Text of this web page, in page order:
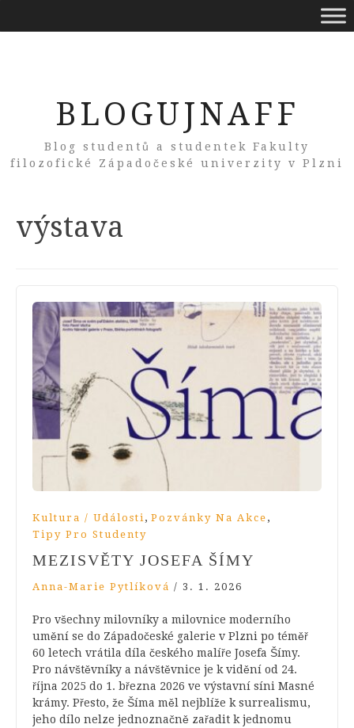
BLOGUJNAFF
Blog studentů a studentek Fakulty
filozofické Západočeské univerzity v Plzni
Tag:
výstava
Kultura / Události , Pozvánky Na Akce ,
Tipy Pro Studenty
MEZISVĚTY JOSEFA ŠÍMY
Anna-Marie Pytlíková / 3. 1. 2026
Pro všechny milovníky a milovnice moderního
umění se do Západočeské galerie v Plzni po téměř
60 letech vrátila díla českého malíře Josefa Šímy.
Pro návštěvníky a návštěvnice je k vidění od 24.
října 2025 do 1. března 2026 ve výstavní síni Masné
krámy. Přesto, že Šíma měl nejblíže k surrealismu,
jeho dílo nelze jednoznačně zařadit k jednomu